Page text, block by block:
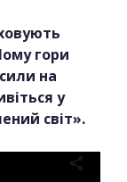
гори
на
у
світ».